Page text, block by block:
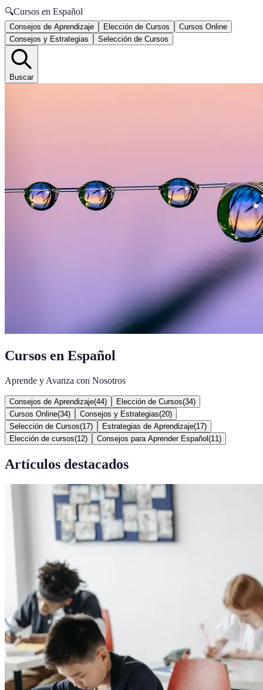
🔍Cursos en Español
Consejos de Aprendizaje Elección de Cursos
Cursos Online
Consejos y Estrategias
Selección de Cursos
Buscar
Cursos en Español
Aprende y Avanza con Nosotros
Consejos de Aprendizaje(44) Elección de Cursos(34)
Cursos Online(34) Consejos y Estrategias(20)
Selección de Cursos(17) Estrategias de Aprendizaje(17)
Elección de cursos(12) Consejos para Aprender Español (11 )
Artículos destacados